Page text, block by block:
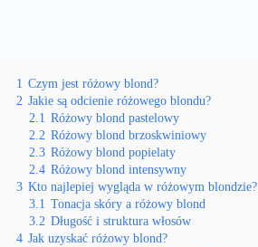
1 Czym jest różowy blond?
2 Jakie są odcienie różowego blondu?
2.1 Różowy blond pastelowy
2.2 Różowy blond brzoskwiniowy
2.3 Różowy blond popielaty
2.4 Różowy blond intensywny
3 Kto najlepiej wygląda w różowym blondzie?
3.1 Tonacja skóry a różowy blond
3.2 Długość i struktura włosów
4 Jak uzyskać różowy blond?